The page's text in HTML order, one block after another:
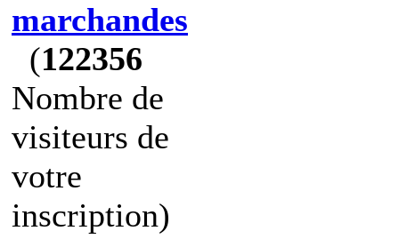
marchandes
(122356
Nombre de
visiteurs de
votre
inscription)